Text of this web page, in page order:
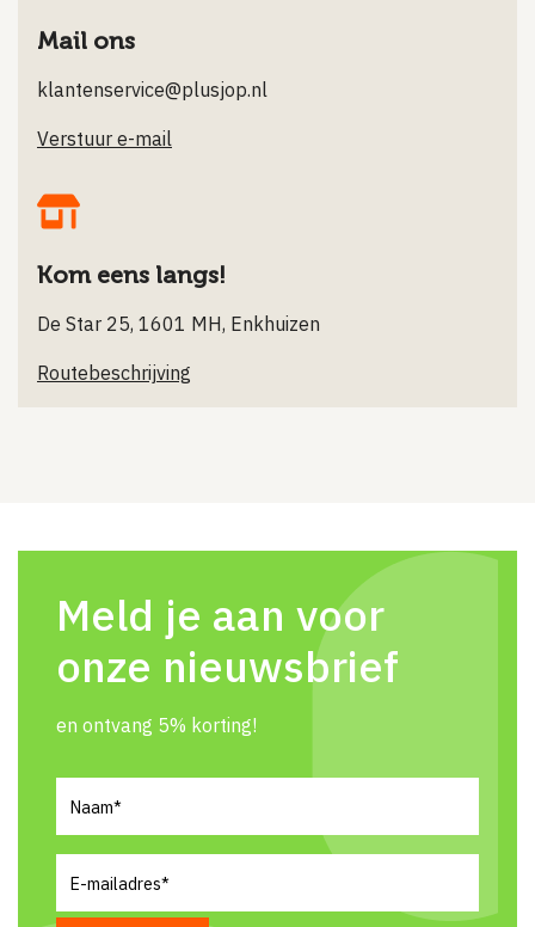
Mail ons
klantenservice@plusjop.nl
Verstuur e-mail
Kom eens langs!
De Star 25, 1601 MH, Enkhuizen
Routebeschrijving
Meld je aan voor
onze nieuwsbrief
en ontvang 5% korting!
mailadres(Vereist)